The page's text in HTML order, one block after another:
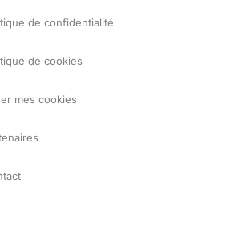
de confidentialité
de cookies
mes cookies